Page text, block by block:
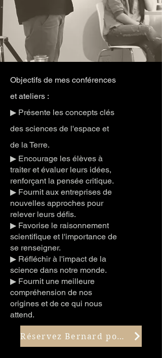
Objectifs de mes conférences
et ateliers :
▶︎ Présente les concepts clés
des sciences de l'espace et
de la Terre.
▶︎ Encourage les élèves à
traiter et évaluer leurs idées,
renforçant la pensée critique.
▶︎ Fournit aux entreprises de
nouvelles approches pour
relever leurs défis.
▶︎ Favorise le raisonnement
scientifique et l'importance de
se renseigner.
▶︎ Réfléchir à l'impact de la
science dans notre monde.
▶︎ Fournit une meilleure
compréhension de nos
origines et de ce qui nous
attend.
Réservez Bernard pour un événement